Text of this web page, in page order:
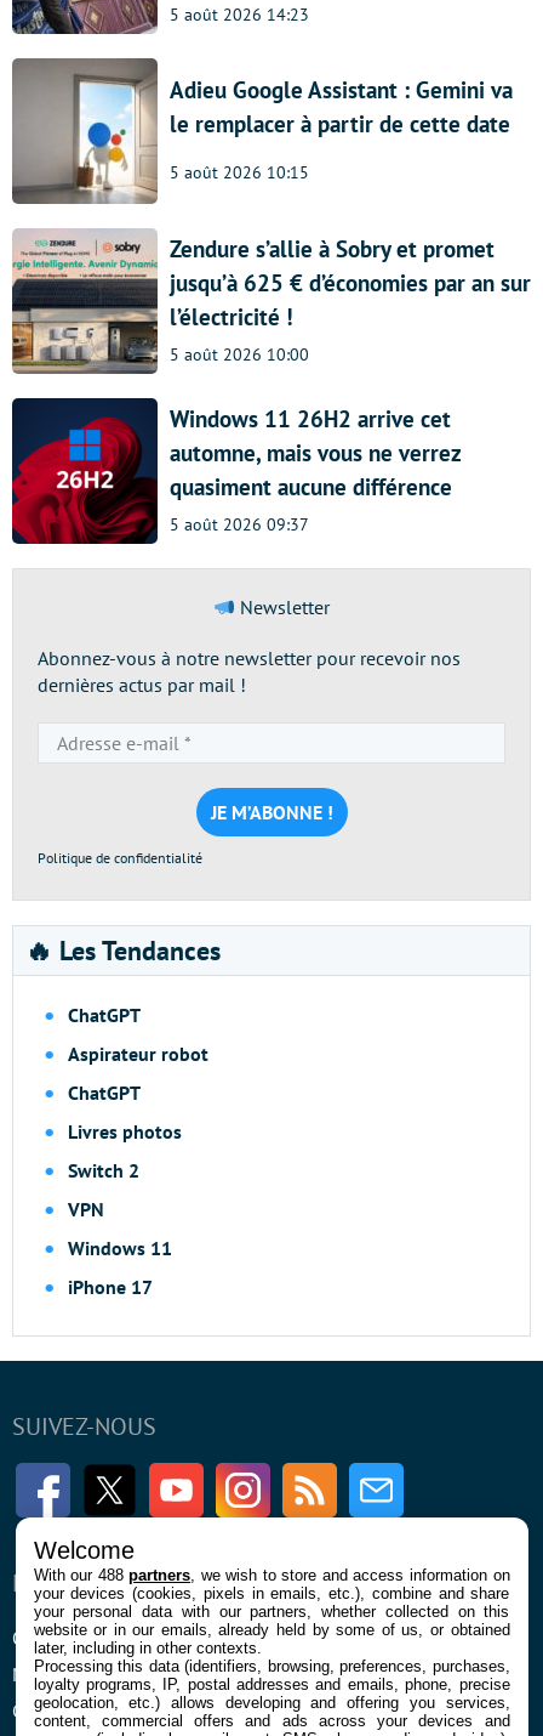
5 août 2026 14:23
Adieu Google Assistant : Gemini va
le remplacer à partir de cette date
5 août 2026 10:15
Zendure s’allie à Sobry et promet
jusqu’à 625 € d’économies par an sur
l’électricité !
5 août 2026 10:00
Windows 11 26H2 arrive cet
automne, mais vous ne verrez
quasiment aucune différence
5 août 2026 09:37
Newsletter
Abonnez-vous à notre newsletter pour recevoir nos
dernières actus par mail !
e-
mail
*
Politique de confidentialité
🔥 Les Tendances
ChatGPT
Aspirateur robot
ChatGPT
Livres photos
Switch 2
VPN
Windows 11
iPhone 17
SUIVEZ-NOUS
FacebookTwitter Youtube InstagramRSS Newsletter
ENTREPRISE
Qui sommes nous
Mentions légales et CGU
Confidentialité et Cookies
À PROPOS
La rédaction
Contact
Welcome
With our 488partners , we wish to store and access information on
your devices (cookies, pixels in emails, etc.), combine and share
your personal data with our partners, whether collected on this
website or in our emails, already held by some of us, or obtained
later, including in other contexts.
Processing this data (identifiers, browsing, preferences, purchases,
loyalty programs, IP, postal addresses and emails, phone, precise
geolocation, etc.) allows developing and offering you services,
content, commercial offers and ads across your devices and